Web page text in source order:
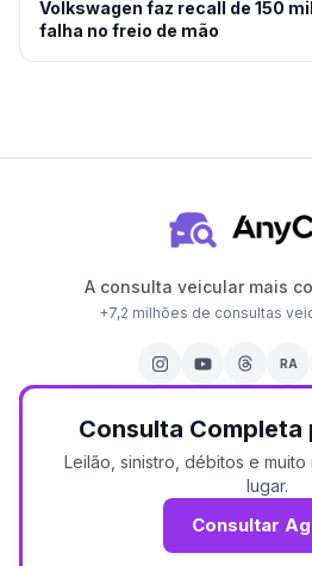
Volkswagen faz recall de 150
falha no freio de mão
A consulta veicular mais
+7,2 milhões de consultas
RA
Consulta Completa
Leilão, sinistro, débitos e muito
lugar.
Consultar